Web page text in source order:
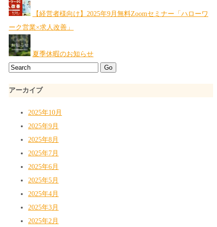
【経営者様向け】2025年9月無料Zoomセミナー「ハローワ
ーク営業×求人改善」
夏季休暇のお知らせ
アーカイブ
2025年10月
2025年9月
2025年8月
2025年7月
2025年6月
2025年5月
2025年4月
2025年3月
2025年2月